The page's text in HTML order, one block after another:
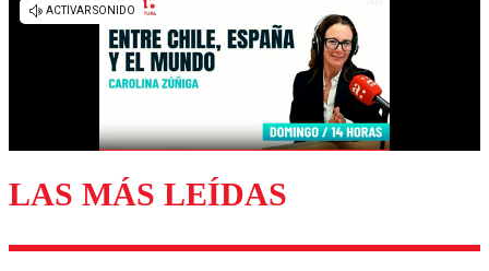
Enviar comentario
LAS MÁS LEÍDAS